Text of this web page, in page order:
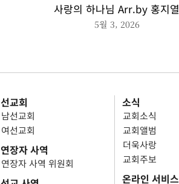
사랑의 하나님 Arr.by 홍지열
5월 3, 2026
선교회
남선교회
여선교회
연장자 사역
연장자 사역 위원회
소식
교회소식
교회앨범
더욱사랑
교회주보
온라인 서비스